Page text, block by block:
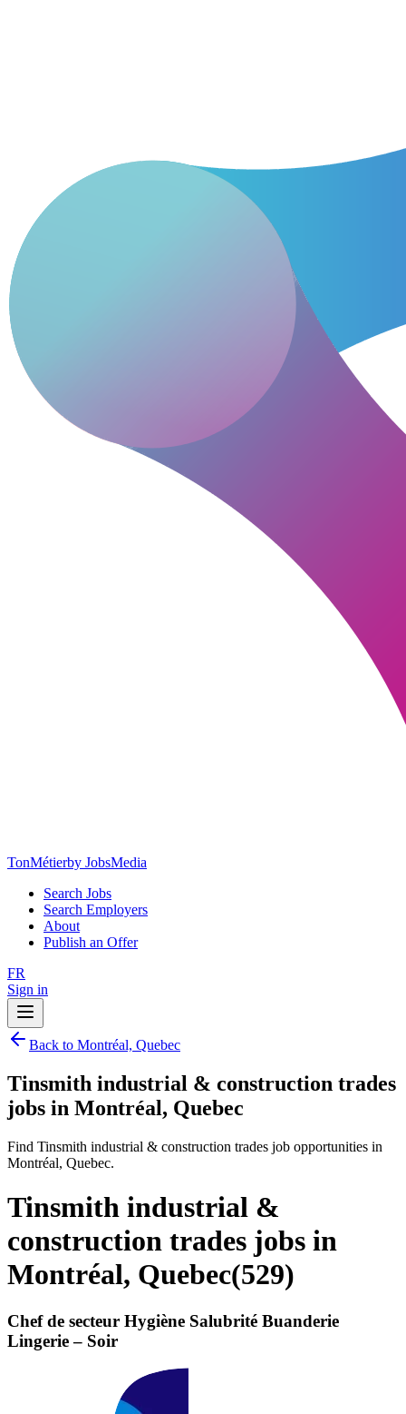
TonMétierby JobsMedia
Search Jobs
Search Employers
About
Publish an Offer
FR
Sign in
Back to Montréal, Quebec
Tinsmith industrial & construction trades
jobs in Montréal, Quebec
Find Tinsmith industrial & construction trades job opportunities in
Montréal, Quebec.
Tinsmith industrial &
construction trades jobs in
Montréal, Quebec(529)
Chef de secteur Hygiène Salubrité Buanderie
Lingerie – Soir